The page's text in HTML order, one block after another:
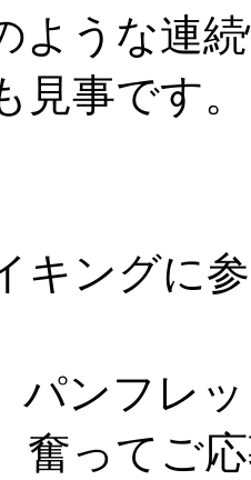
ような連
見事です。
キングに
パンフレ
奮ってご